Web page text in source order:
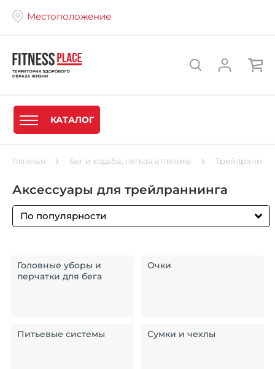
Местоположение
КАТАЛОГ
Главная Бег и ходьба, легкая атлетика
Аксессуары для трейлраннинга
По популярности
Головные уборы и
перчатки для бега
Очки
Питьевые системы Сумки и чехлы